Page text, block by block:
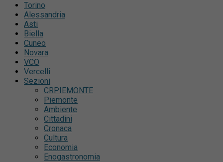
Torino
Alessandria
Asti
Biella
Cuneo
Novara
VCO
Vercelli
Sezioni
CRPIEMONTE
Piemonte
Ambiente
Cittadini
Cronaca
Cultura
Economia
Enogastronomia